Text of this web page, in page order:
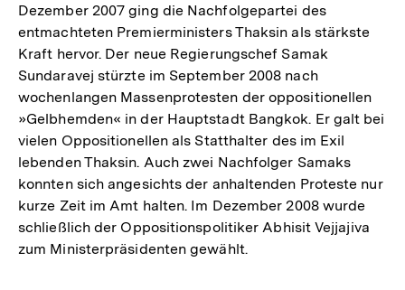
Dezember 2007 ging die Nachfolgepartei des
entmachteten Premierministers Thaksin als stärkste
Kraft hervor. Der neue Regierungschef Samak
Sundaravej stürzte im September 2008 nach
wochenlangen Massenprotesten der oppositionellen
»Gelbhemden« in der Hauptstadt Bangkok. Er galt bei
vielen Oppositionellen als Statthalter des im Exil
lebenden Thaksin. Auch zwei Nachfolger Samaks
konnten sich angesichts der anhaltenden Proteste nur
kurze Zeit im Amt halten. Im Dezember 2008 wurde
schließlich der Oppositionspolitiker Abhisit Vejjajiva
zum Ministerpräsidenten gewählt.